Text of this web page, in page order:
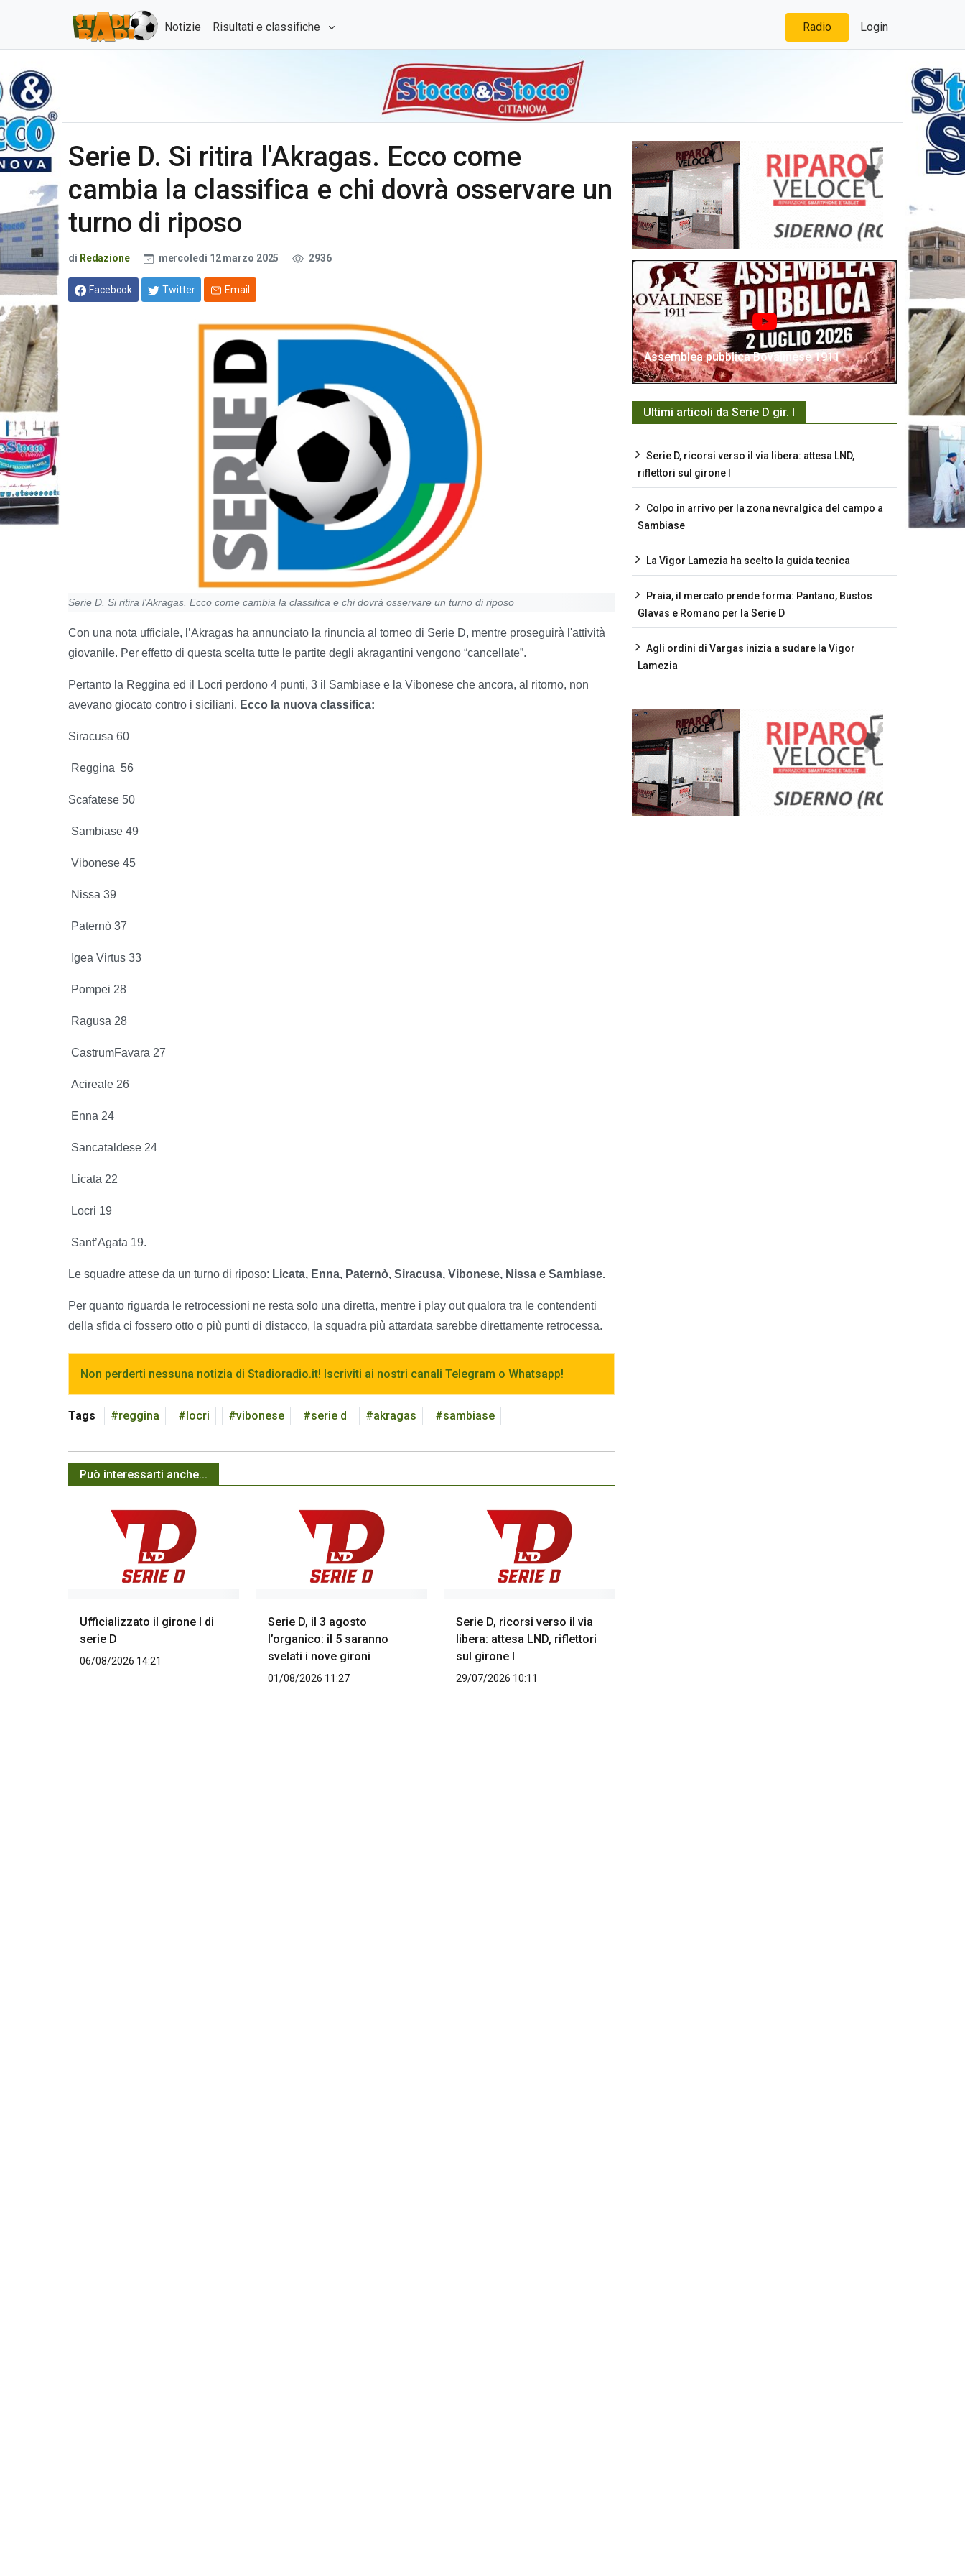
Notizie Risultati e classifiche Radio Login
Serie D. Si ritira l'Akragas. Ecco come
cambia la classifica e chi dovrà osservare un
turno di riposo
di Redazione mercoledì 12 marzo 2025 2936
Facebook Twitter Email
Serie D. Si ritira l'Akragas. Ecco come cambia la classifica e chi dovrà osservare un turno di riposo
Con una nota ufficiale, l’Akragas ha annunciato la rinuncia al torneo di Serie D, mentre proseguirà l'attività
giovanile. Per effetto di questa scelta tutte le partite degli akragantini vengono “cancellate”.
Pertanto la Reggina ed il Locri perdono 4 punti, 3 il Sambiase e la Vibonese che ancora, al ritorno, non
avevano giocato contro i siciliani. Ecco la nuova classifica:
Siracusa 60
Reggina 56
Scafatese 50
Sambiase 49
Vibonese 45
Nissa 39
Paternò 37
Igea Virtus 33
Pompei 28
Ragusa 28
CastrumFavara 27
Acireale 26
Enna 24
Sancataldese 24
Licata 22
Locri 19
Sant’Agata 19.
Le squadre attese da un turno di riposo: Licata, Enna, Paternò, Siracusa, Vibonese, Nissa e Sambiase.
Per quanto riguarda le retrocessioni ne resta solo una diretta, mentre i play out qualora tra le contendenti
della sfida ci fossero otto o più punti di distacco, la squadra più attardata sarebbe direttamente retrocessa.
Non perderti nessuna notizia di Stadioradio.it! Iscriviti ai nostri canali Telegram o Whatsapp!
Tags reggina locri vibonese serie d akragas sambiase
Può interessarti anche...
Ufficializzato il girone I di
serie D
06/08/2026 14:21
Serie D, il 3 agosto
l’organico: il 5 saranno
svelati i nove gironi
01/08/2026 11:27
Serie D, ricorsi verso il via
libera: attesa LND, riflettori
sul girone I
29/07/2026 10:11
Assemblea pubblica Bovalinese 1911
Ultimi articoli da Serie D gir. I
Serie D, ricorsi verso il via libera: attesa LND,
riflettori sul girone I
Colpo in arrivo per la zona nevralgica del campo a
Sambiase
La Vigor Lamezia ha scelto la guida tecnica
Praia, il mercato prende forma: Pantano, Bustos
Glavas e Romano per la Serie D
Agli ordini di Vargas inizia a sudare la Vigor
Lamezia